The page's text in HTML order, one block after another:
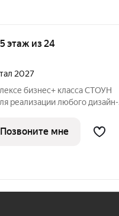
этаж из 24
2027
бизнес+ класса СТОУН
реализации любого дизайн-
«Сокольники» в пешей
Позвоните мне